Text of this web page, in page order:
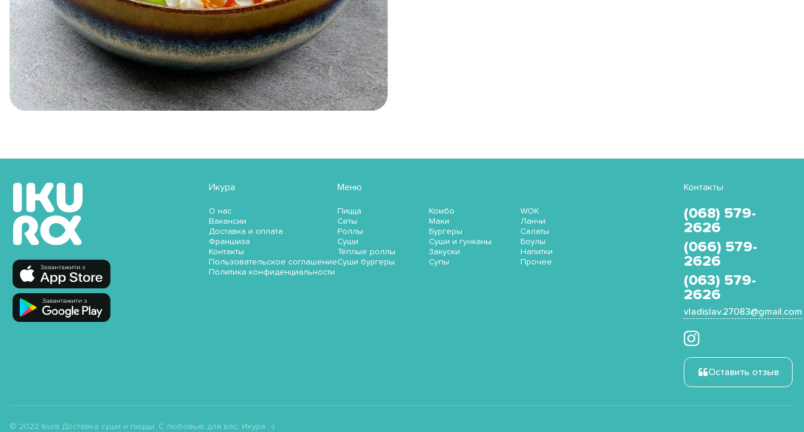
Икура
О нас
Вакансии
Доставка и оплата
Франшиза
Контакты
Пользовательское соглашение
Политика конфиденциальности
Меню
Пицца
Сеты
Роллы
Суши
Тёплые роллы
Суши бургеры
Комбо
Маки
Бургеры
Суши и гунканы
Закуски
Супы
WOK
Ланчи
Салаты
Боулы
Напитки
Прочее
Контакты
(068) 579-
2626
(066) 579-
2626
(063) 579-
2626
vladislav.27083@gmail.com
Оставить отзыв
© 2022 Ikura Доставка суши и пиццы. С любовью для вас, Икура ;-)